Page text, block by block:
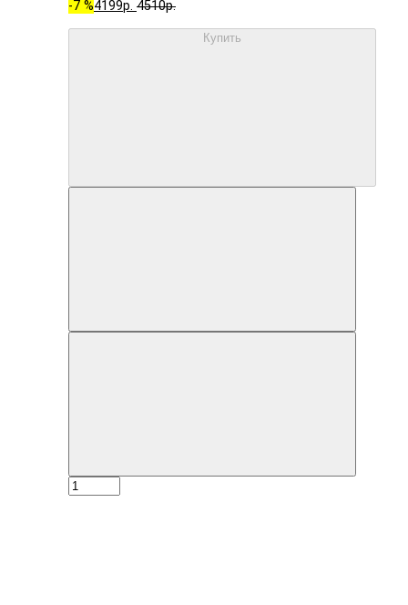
-7 %4199р. 4510р.
Купить